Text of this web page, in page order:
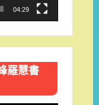
04:29
羅慧書